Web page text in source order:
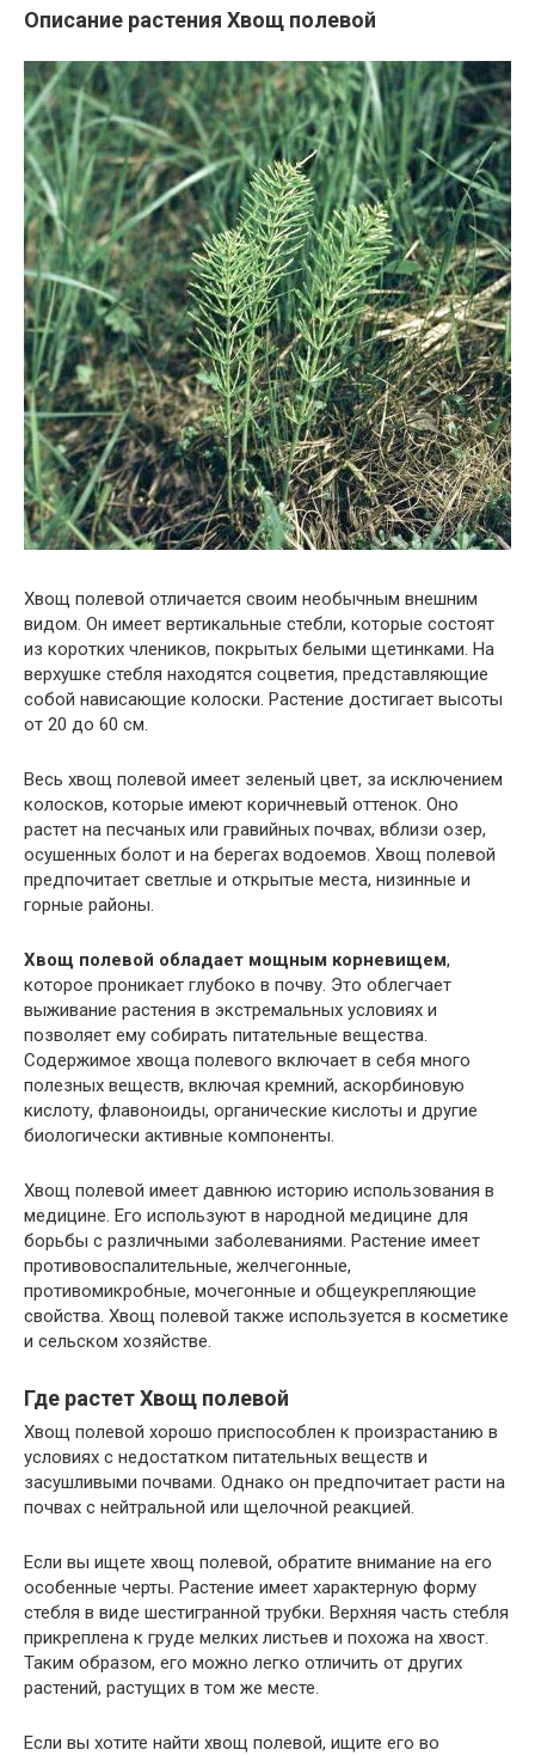
Описание растения Хвощ полевой
Хвощ полевой отличается своим необычным внешним
видом. Он имеет вертикальные стебли, которые состоят
из коротких члеников, покрытых белыми щетинками. На
верхушке стебля находятся соцветия, представляющие
собой нависающие колоски. Растение достигает высоты
от 20 до 60 см.
Весь хвощ полевой имеет зеленый цвет, за исключением
колосков, которые имеют коричневый оттенок. Оно
растет на песчаных или гравийных почвах, вблизи озер,
осушенных болот и на берегах водоемов. Хвощ полевой
предпочитает светлые и открытые места, низинные и
горные районы.
Хвощ полевой обладает мощным корневищем,
которое проникает глубоко в почву. Это облегчает
выживание растения в экстремальных условиях и
позволяет ему собирать питательные вещества.
Содержимое хвоща полевого включает в себя много
полезных веществ, включая кремний, аскорбиновую
кислоту, флавоноиды, органические кислоты и другие
биологически активные компоненты.
Хвощ полевой имеет давнюю историю использования в
медицине. Его используют в народной медицине для
борьбы с различными заболеваниями. Растение имеет
противовоспалительные, желчегонные,
противомикробные, мочегонные и общеукрепляющие
свойства. Хвощ полевой также используется в косметике
и сельском хозяйстве.
Где растет Хвощ полевой
Хвощ полевой хорошо приспособлен к произрастанию в
условиях с недостатком питательных веществ и
засушливыми почвами. Однако он предпочитает расти на
почвах с нейтральной или щелочной реакцией.
Если вы ищете хвощ полевой, обратите внимание на его
особенные черты. Растение имеет характерную форму
стебля в виде шестигранной трубки. Верхняя часть стебля
прикреплена к груде мелких листьев и похожа на хвост.
Таким образом, его можно легко отличить от других
растений, растущих в том же месте.
Если вы хотите найти хвощ полевой, ищите его во